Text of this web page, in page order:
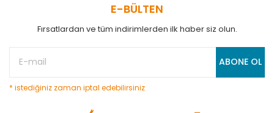
E-BÜLTEN
Fırsatlardan ve tüm indirimlerden ilk haber siz olun.
ABONE OL
* istediğiniz zaman iptal edebilirsiniz